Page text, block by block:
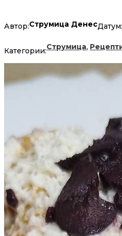
Автор:Струмица ДенесДатум:
Категории:Струмица,